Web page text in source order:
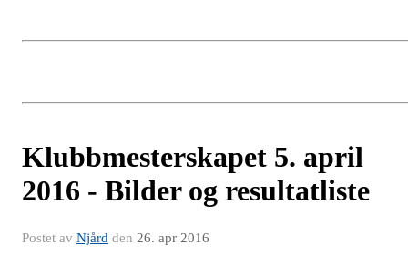
​Klubbmesterskapet 5. april
2016 - Bilder og resultatliste
Postet av Njård den 26. apr 2016